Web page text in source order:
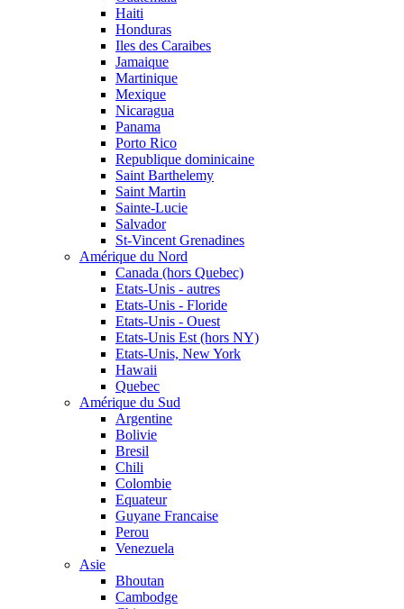
Haiti
Honduras
Iles des Caraibes
Jamaique
Martinique
Mexique
Nicaragua
Panama
Porto Rico
Republique dominicaine
Saint Barthelemy
Saint Martin
Sainte-Lucie
Salvador
St-Vincent Grenadines
Amérique du Nord
Canada (hors Quebec)
Etats-Unis - autres
Etats-Unis - Floride
Etats-Unis - Ouest
Etats-Unis Est (hors NY)
Etats-Unis, New York
Hawaii
Quebec
Amérique du Sud
Argentine
Bolivie
Bresil
Chili
Colombie
Equateur
Guyane Francaise
Perou
Venezuela
Asie
Bhoutan
Cambodge